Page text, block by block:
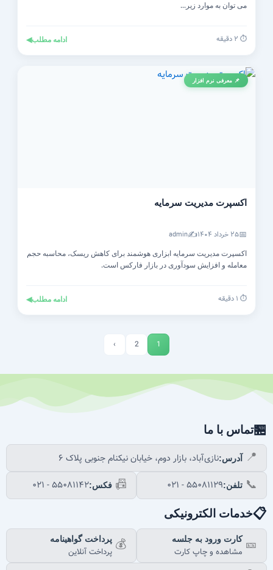
می توان به موارد زیر...
⏱️ ۲ دقیقه ادامه مطلب◀
📌 معرفی نرم افزار
اکسپرت مدیریت سرمایه
📅۲۵ خرداد ۱۴۰۴ ✍️
admin
اکسپرت مدیریت سرمایه ابزاری هوشمند برای کاهش ریسک، محاسبه حجم
معامله و افزایش سودآوری در بازار فارکس است.
⏱️ ۱ دقیقه ادامه مطلب◀
1
2
›
🏪تماس با ما
📍 آدرس:نازی‌آباد، بازار دوم، خیابان نیکنام جنوبی پلاک ۶
📞 تلفن:۰۲۱ - ۵۵۰۸۱۱۲۹ 📠 فکس:۰۲۱ - ۵۵۰۸۱۱۴۲
📋خدمات الکترونیکی
🎫 کارت ورود به جلسه
مشاهده و چاپ کارت 💰 پرداخت گواهینامه
پرداخت آنلاین